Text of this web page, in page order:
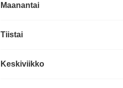
Maanantai
Tiistai
Keskiviikko